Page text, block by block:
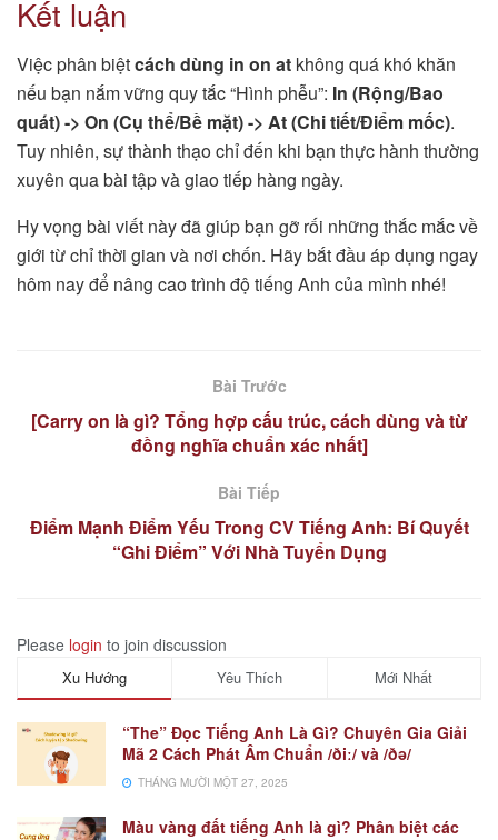
Kết luận
Việc phân biệtcách dùng in on at không quá khó khăn
nếu bạn nắm vững quy tắc “Hình phễu”: In (Rộng/Bao
quát) -> On (Cụ thể/Bề mặt) -> At (Chi tiết/Điểm mốc).
Tuy nhiên, sự thành thạo chỉ đến khi bạn thực hành thường
xuyên qua bài tập và giao tiếp hàng ngày.
Hy vọng bài viết này đã giúp bạn gỡ rối những thắc mắc về
giới từ chỉ thời gian và nơi chốn. Hãy bắt đầu áp dụng ngay
hôm nay để nâng cao trình độ tiếng Anh của mình nhé!
Bài Trước
[Carry on là gì? Tổng hợp cấu trúc, cách dùng và từ
đồng nghĩa chuẩn xác nhất]
Bài Tiếp
Điểm Mạnh Điểm Yếu Trong CV Tiếng Anh: Bí Quyết
“Ghi Điểm” Với Nhà Tuyển Dụng
Please login to join discussion
Xu Hướng Yêu Thích Mới Nhất
“The” Đọc Tiếng Anh Là Gì? Chuyên Gia Giải
Mã 2 Cách Phát Âm Chuẩn /ðiː/ và /ðə/
THÁNG MƯỜI MỘT 27, 2025
Màu vàng đất tiếng Anh là gì? Phân biệt các